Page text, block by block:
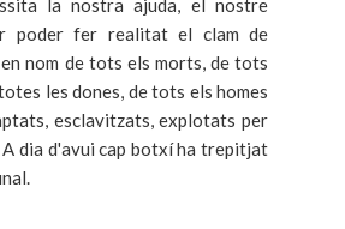
poder fer realitat el clam de
nom de tots els morts, de tots
les dones, de tots els homes
esclavitzats, explotats per
dia d'avui cap botxí ha trepitjat